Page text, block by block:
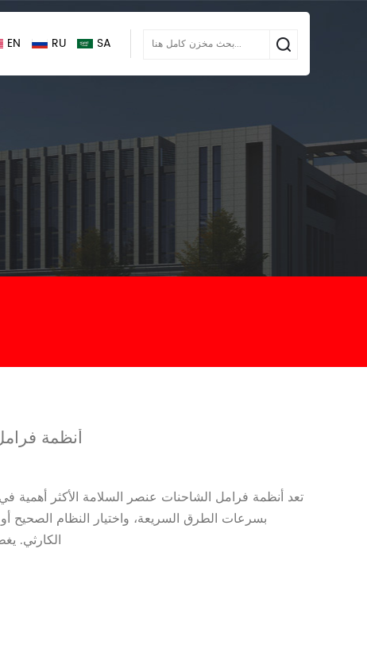
EN RU SA
أنظمة
تعد أنظمة فرامل الشاحنات عنصر السلامة الأكثر أهمية
بسرعات الطرق السريعة، واختيار النظام الصحيح
الكارثي.